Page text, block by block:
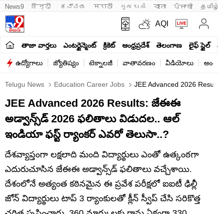
News9 हिन्दी ಕನ್ನಡ मराठी ગુજરાતી বাংলা ਪੰਜਾਬੀ
AQI
తాజా వార్తలు ఎంటర్టైన్మెంట్ క్రికెట్ ఆంధ్రప్రదేశ్ తెలంగాణ లైఫ్ స్టైల్
ఉద్యోగాలు జ్యోతిష్యం టెక్నాలజీ వాతావరణం వీడియోలు
Telugu News Education Career Jobs JEE Advanced 2026
JEE Advanced 2026 Results: జేఈఈ
అడ్వాన్స్‌డ్ 2026 ఫలితాలు విడుదల.. ఆల్
ఇండియా ఫస్ట్ ర్యాంకర్ ఎవరో తెలుసా..?
దేశవ్యాప్తంగా లక్షలాది మంది విద్యార్థులు ఎంతో ఉత్కంఠగా
ఎదురుచూసిన జేఈఈ అడ్వాన్స్‌డ్ ఫలితాలు వచ్చేశాయి.
దేశంలోనే అత్యంత కఠినమైన ఈ ప్రవేశ పరీక్షలో ఐఐటీ ఢిల్లీ
జోన్ విద్యార్థులు టాప్ 3 ర్యాంకులతో క్లీన్ స్వీప్ చేసి సరికొత్త